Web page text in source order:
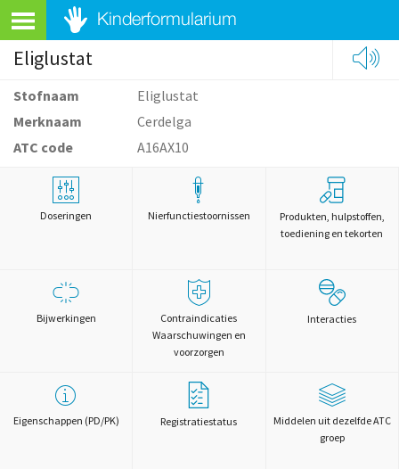
Eliglustat
Stofnaam
Eliglustat
Merknaam
Cerdelga
ATC code
A16AX10
Doseringen Nierfunctiestoornissen
Produkten, hulpstoffen,
toediening en tekorten
Bijwerkingen
Contraindicaties
Waarschuwingen en
voorzorgen
Interacties
Eigenschappen (PD/PK) Registratiestatus
Middelen uit dezelfde ATC
groep